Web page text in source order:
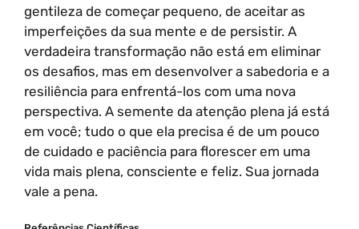
gentileza de começar pequeno, de aceitar as
imperfeições da sua mente e de persistir. A
verdadeira transformação não está em eliminar
os desafios, mas em desenvolver a sabedoria e a
resiliência para enfrentá-los com uma nova
perspectiva. A semente da atenção plena já está
em você; tudo o que ela precisa é de um pouco
de cuidado e paciência para florescer em uma
vida mais plena, consciente e feliz. Sua jornada
vale a pena.